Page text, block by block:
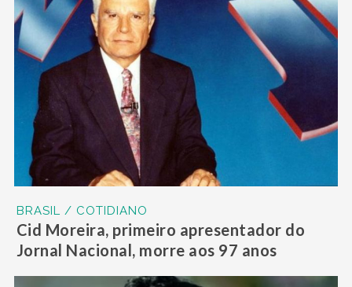
BRASIL / COTIDIANO
Cid Moreira, primeiro apresentador do
Jornal Nacional, morre aos 97 anos